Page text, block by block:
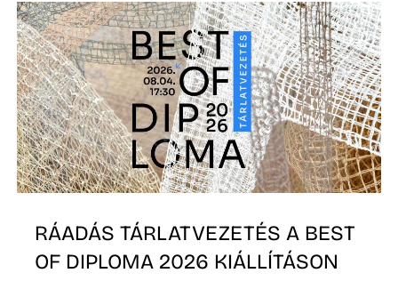
RÁADÁS TÁRLATVEZETÉS A BEST
OF DIPLOMA 2026 KIÁLLÍTÁSON